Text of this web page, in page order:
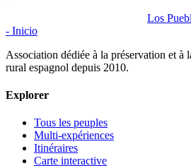
Los
- Inicio
Association dédiée à la préservation et
rural espagnol depuis 2010.
Explorer
Tous les peuples
Multi-expériences
Itinéraires
Carte interactive